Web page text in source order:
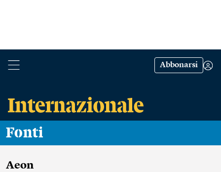
Abbonarsi
Fonti
Aeon